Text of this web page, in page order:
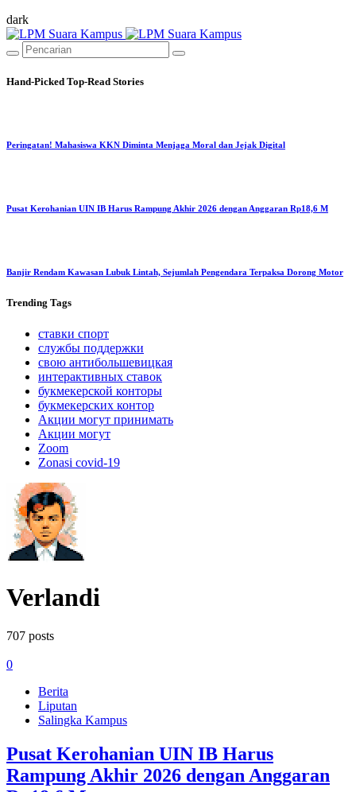
dark
Hand-Picked Top-Read Stories
Peringatan! Mahasiswa KKN Diminta Menjaga Moral dan Jejak Digital
Pusat Kerohanian UIN IB Harus Rampung Akhir 2026 dengan Anggaran Rp18,6 M
Banjir Rendam Kawasan Lubuk Lintah, Sejumlah Pengendara Terpaksa Dorong Motor
Trending Tags
ставки спорт
службы поддержки
свою антибольшевицкая
интерактивных ставок
букмекерской конторы
букмекерских контор
Акции могут принимать
Акции могут
Zoom
Zonasi covid-19
Verlandi
707 posts
0
Berita
Liputan
Salingka Kampus
Pusat Kerohanian UIN IB Harus
Rampung Akhir 2026 dengan Anggaran